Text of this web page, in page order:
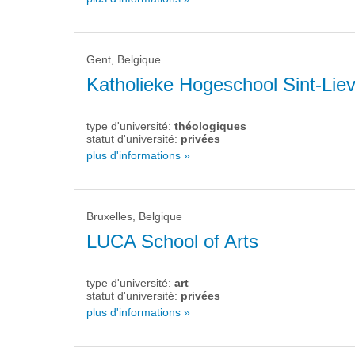
Gent, Belgique
Katholieke Hogeschool Sint-
type d'université: théologiques
statut d'université: privées
plus d'informations »
Bruxelles, Belgique
LUCA School of Arts
type d'université: art
statut d'université: privées
plus d'informations »